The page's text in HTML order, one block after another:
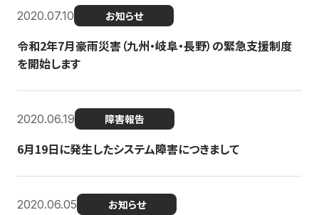
2020.07.10 お知らせ
令和2年7月豪雨災害（九州・岐阜・長野）の緊急支援制度
を開始します
2020.06.19 障害報告
6月19日に発生したシステム障害につきまして
2020.06.05 お知らせ